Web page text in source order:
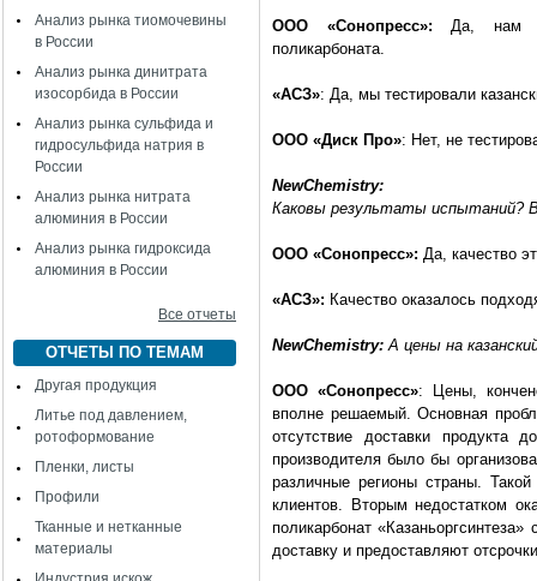
Анализ рынка тиомочевины
в России
Анализ рынка динитрата
изосорбида в России
Анализ рынка сульфида и
гидросульфида натрия в
России
Анализ рынка нитрата
алюминия в России
Анализ рынка гидроксида
алюминия в России
Все отчеты
ОТЧЕТЫ ПО ТЕМАМ
Другая продукция
Литье под давлением,
ротоформование
Пленки, листы
Профили
Тканные и нетканные
материалы
ООО «Сонопресс»:Да, нам
поликарбоната.
«АСЗ»: Да, мы тестировали
ООО «Диск Про»: Нет, не
NewChemistry:
Каковы результаты испытаний?
ООО «Сонопресс»: Да, качество
«АСЗ»: Качество оказалось
NewChemistry: А цены на
ООО «Сонопресс»: Цены,
вполне решаемый. Основная
отсутствие доставки продукта
производителя было бы
различные регионы страны.
клиентов. Вторым недостатком
поликарбонат
доставку и предоставляют